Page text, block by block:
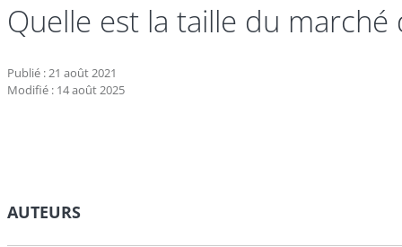
Quelle est la taille du
Publié : 21 août 2021
Modifié : 14 août 2025
AUTEURS